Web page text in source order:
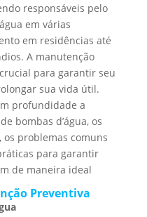
responsáveis pelo
em várias
em residências até
A manutenção
para garantir seu
sua vida útil.
profundidade a
bombas d’água, os
problemas comuns
para garantir
de maneira ideal
Preventiva